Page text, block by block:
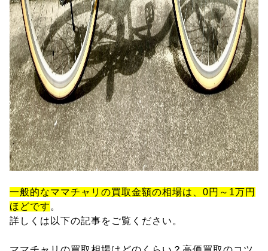
一般的なママチャリの買取金額の相場は、0円～1万円
ほどです 。
詳しくは以下の記事をご覧ください。